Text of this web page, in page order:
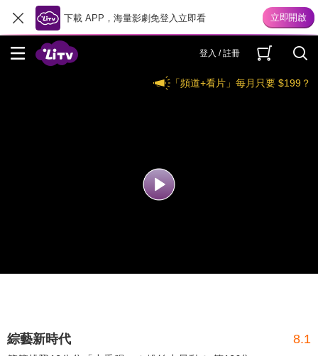
下載 APP，海量影劇免登入立即看
登入 / 註冊
「頻道+看片」每月只要 $199？
綜藝新時代 8.1